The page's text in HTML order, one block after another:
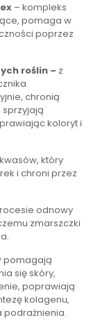
– kompleks
pomaga w
poprzez
roślin – z
chronią
koloryt i
który
i chroni przez
odnowy
zmarszczki
pomagają
się skóry,
poprawiają
kolagenu,
podrażnienia.